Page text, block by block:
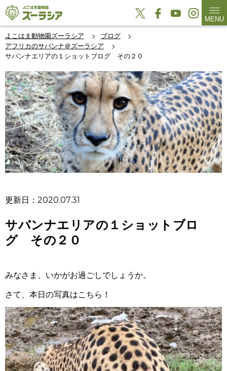
MENU
よこはま動物園ズーラシア
ブログ
アフリカのサバンナ＠ズーラシア
サバンナエリアの１ショットブログ その２０
更新日：2020.07.31
サバンナエリアの１ショットブロ
グ その２０
みなさま、いかがお過ごしでしょうか。
さて、本日の写真はこちら！